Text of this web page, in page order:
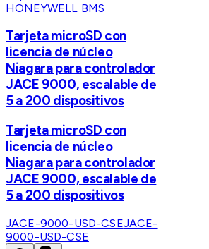
HONEYWELL BMS
Tarjeta microSD con
licencia de núcleo
Niagara para controlador
JACE 9000, escalable de
5 a 200 dispositivos
Tarjeta microSD con
licencia de núcleo
Niagara para controlador
JACE 9000, escalable de
5 a 200 dispositivos
JACE-9000-USD-CSEJACE-
9000-USD-CSE